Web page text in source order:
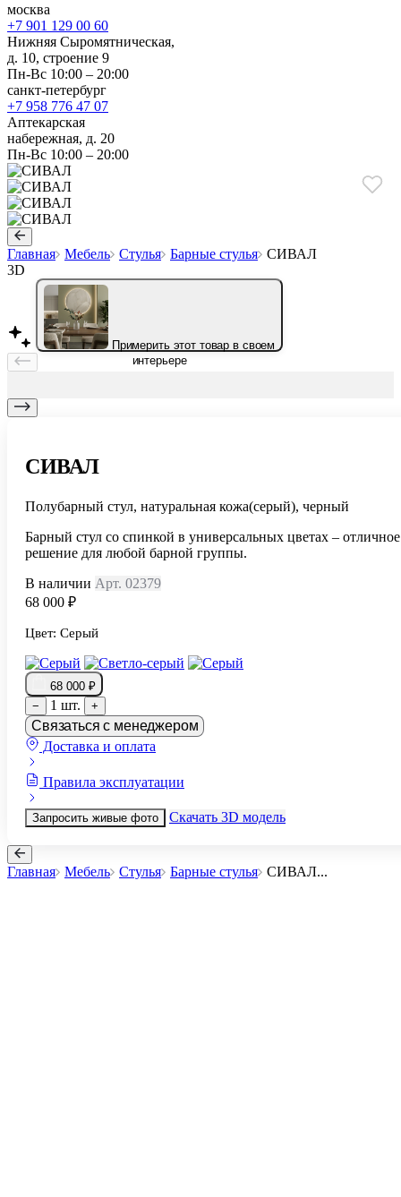
москва
+7 901 129 00 60
Нижняя Сыромятническая,
д. 10, строение 9
Пн-Вс 10:00 – 20:00
санкт-петербург
+7 958 776 47 07
Аптекарская
набережная, д. 20
Пн-Вс 10:00 – 20:00
Главная Мебель Стулья Барные стулья СИВАЛ
3D
Примерить этот товар в своем
интерьере
СИВАЛ
Полубарный стул, натуральная кожа(серый), черный
Барный стул со спинкой в универсальных цветах – отличное
решение для любой барной группы.
В наличии Арт. 02379
68 000 ₽
Цвет: Серый
68 000 ₽
−
1 шт. +
Связаться с менеджером
Доставка и оплата
Правила эксплуатации
Запросить живые фото Скачать 3D модель
Главная Мебель Стулья Барные стулья СИВАЛ...